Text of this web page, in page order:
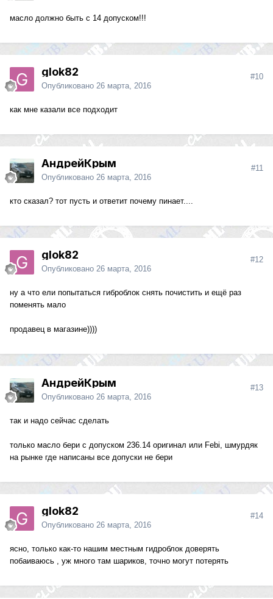
масло должно быть с 14 допуском!!!
glok82
Опубликовано 26 марта, 2016
#10
как мне казали все подходит
АндрейКрым
Опубликовано 26 марта, 2016
#11
кто сказал? тот пусть и ответит почему пинает....
glok82
Опубликовано 26 марта, 2016
#12
ну а что ели попытаться гиброблок снять почистить и ещё раз
поменять мало
продавец в магазине))))
АндрейКрым
Опубликовано 26 марта, 2016
#13
так и надо сейчас сделать
только масло бери с допуском 236.14 оригинал или Febi, шмурдяк
на рынке где написаны все допуски не бери
glok82
Опубликовано 26 марта, 2016
#14
ясно, только как-то нашим местным гидроблок доверять
побаиваюсь , уж много там шариков, точно могут потерять